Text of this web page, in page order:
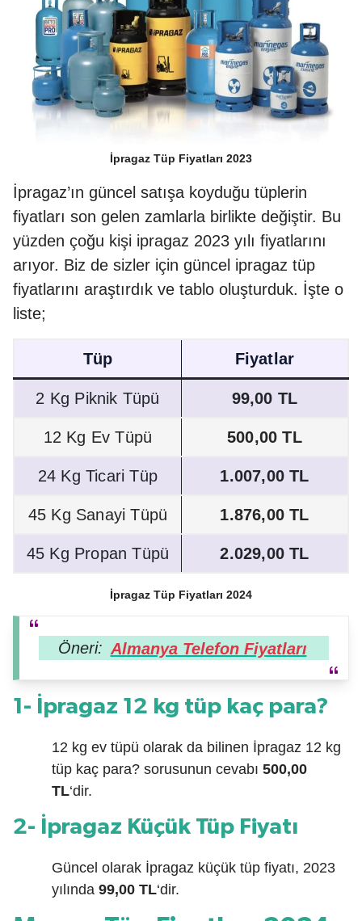
İpragaz Tüp Fiyatları 2023
İpragaz’ın güncel satışa koyduğu tüplerin
fiyatları son gelen zamlarla birlikte değiştir. Bu
yüzden çoğu kişi ipragaz 2023 yılı fiyatlarını
arıyor. Biz de sizler için güncel ipragaz tüp
fiyatlarını araştırdık ve tablo oluşturduk. İşte o
liste;
Tüp Fiyatlar
2 Kg Piknik Tüpü 99,00 TL
12 Kg Ev Tüpü 500,00 TL
24 Kg Ticari Tüp 1.007,00 TL
45 Kg Sanayi Tüpü 1.876,00 TL
45 Kg Propan Tüpü 2.029,00 TL
İpragaz Tüp Fiyatları 2024
Öneri: Almanya Telefon Fiyatları
1- İpragaz 12 kg tüp kaç para?
12 kg ev tüpü olarak da bilinen İpragaz 12 kg
tüp kaç para? sorusunun cevabı 500,00
TL‘dir.
2- İpragaz Küçük Tüp Fiyatı
Güncel olarak İpragaz küçük tüp fiyatı, 2023
yılında 99,00 TL‘dir.